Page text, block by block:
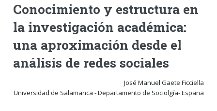
Conocimiento y estructura en
la investigación académica:
una aproximación desde el
análisis de redes sociales
José Manuel Gaete Ficciella
Universidad de Salamanca - Departamento de Sociolgía- España